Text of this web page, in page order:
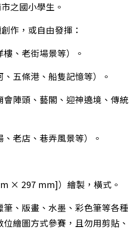
之國小學生。
作，或自由發揮：
、老街場景等）。
五條港、船隻記憶等）。
陣頭、藝閣、迎神遶境、傳統
老店、巷弄風景等）。
× 297 mm]）繪製，橫式。
、版畫、水墨、彩色筆等各種
繪圖方式參賽，且勿用剪貼、